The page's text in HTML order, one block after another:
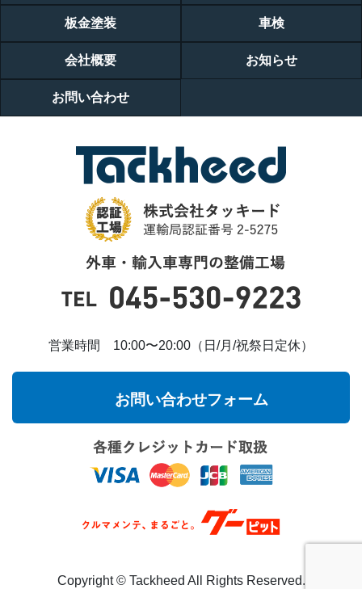
営業時間 10:00〜20:00（日/月/祝祭日定休）
お問い合わせフォーム
Copyright ©︎ Tackheed All Rights Reserved.
板金塗装 車検
会社概要 お知らせ
お問い合わせ